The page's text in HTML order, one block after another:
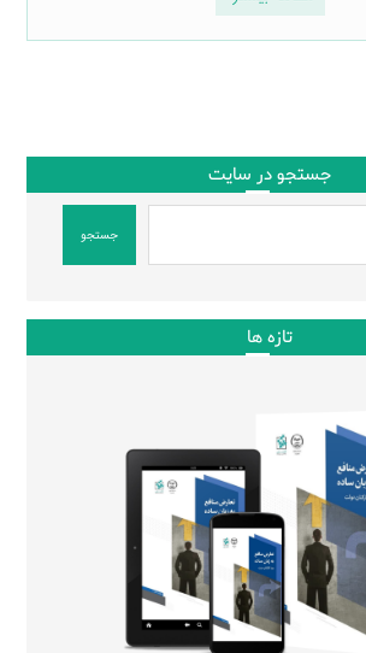
جستجو در سایت
جستجو
تازه ها